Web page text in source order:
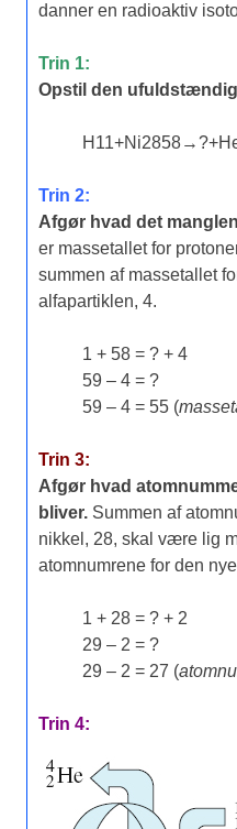
danner en radioaktiv
Trin 1:
Opstil den
H 11+Ni2858→?+
Trin 2:
Afgør hvad det
er massetallet for
summen af massetallet
alfapartiklen, 4.
1 + 58 = ? + 4
59 – 4 = ?
59 – 4 = 55 (
Trin 3:
Afgør hvad
bliver.Summen af
nikkel, 28, skal være lig
atomnumrene for den
1 + 28 = ? + 2
29 – 2 = ?
29 – 2 = 27 (
Trin 4: